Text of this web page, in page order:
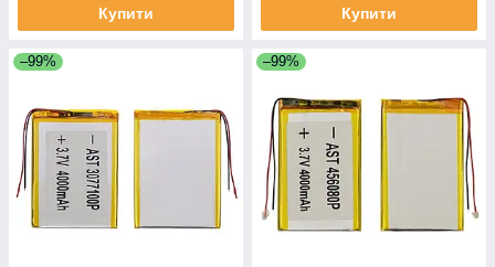
Купити Купити
–99% –99%